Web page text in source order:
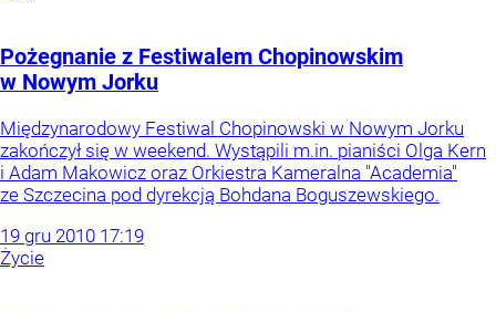
Pożegnanie z Festiwalem Chopinowskim
w Nowym Jorku
Międzynarodowy Festiwal Chopinowski w Nowym Jorku
zakończył się w weekend. Wystąpili m.in. pianiści Olga Kern
i Adam Makowicz oraz Orkiestra Kameralna "Academia"
ze Szczecina pod dyrekcją Bohdana Boguszewskiego.
19 gru 2010 17:19
Życie